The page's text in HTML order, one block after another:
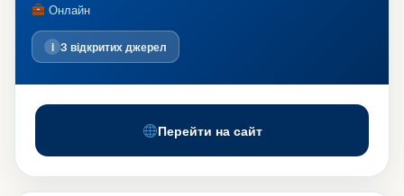
Онлайн
i З відкритих джерел
Перейти на сайт